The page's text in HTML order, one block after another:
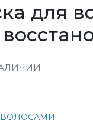
для
ВОЛОСАМИ